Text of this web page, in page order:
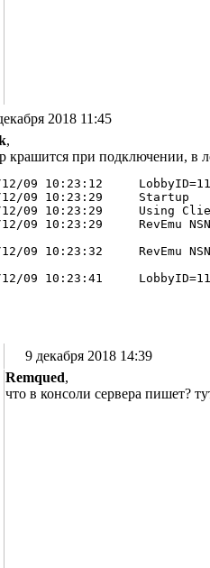
2018 11:45
,
крашится при подключении, в
LobbyID=117911013479586001025
09 10:23:29 	Startup
Using ClientDll \"bin/steamclient_valve.so\"
RevEmu NSNet(UDP) Service started port 22017
RevEmu NSNet(UDP) Service started port 22017
2018/12/09
9 декабря 2018 14:39
Remqued,
что в консоли сервера пишет?